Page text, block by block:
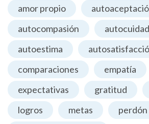
amor propio
autocompasión
autoestima
comparaciones
empatía
expectativas
gratitud
logros
metas
perdón